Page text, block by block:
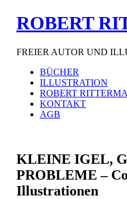
Skip
to
ROBERT
FREIER AUTOR UND
BÜCHER
ILLUSTRATION
ROBERT
KONTAKT
AGB
KLEINE IGEL,
PROBLEME –
Illustrationen